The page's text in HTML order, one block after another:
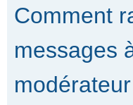
Comment
messages